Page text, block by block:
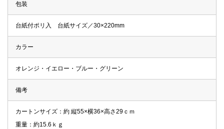
包装
台紙付ポリ入 台紙サイズ／30×220mm
カラー
オレンジ・イエロー・ブルー・グリーン
備考
カートンサイズ：約 縦55×横36×高さ29ｃｍ
重量：約15.6ｋｇ